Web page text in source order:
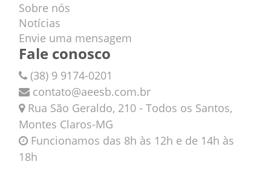
Sobre nós
Notícias
Envie uma mensagem
Fale conosco
(38) 9 9174-0201
contato@aeesb.com.br
Rua São Geraldo, 210 - Todos os Santos,
Montes Claros-MG
Funcionamos das 8h às 12h e de 14h às
18h